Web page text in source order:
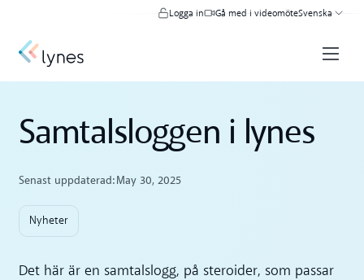
Logga in Gå med i videomöteSvenska
Samtalsloggen i lynes
Senast uppdaterad:May 30, 2025
Nyheter
Det här är en samtalslogg, på steroider, som passar